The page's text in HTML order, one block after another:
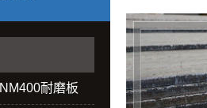
NM400耐磨板